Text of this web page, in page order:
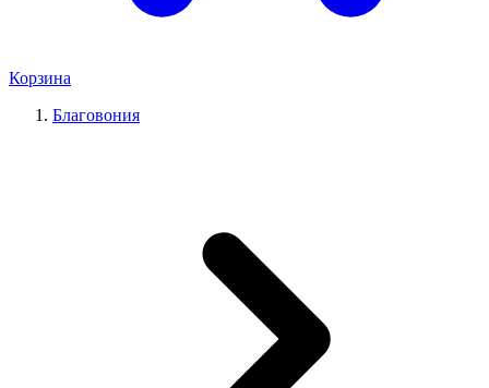
Корзина
Благовония